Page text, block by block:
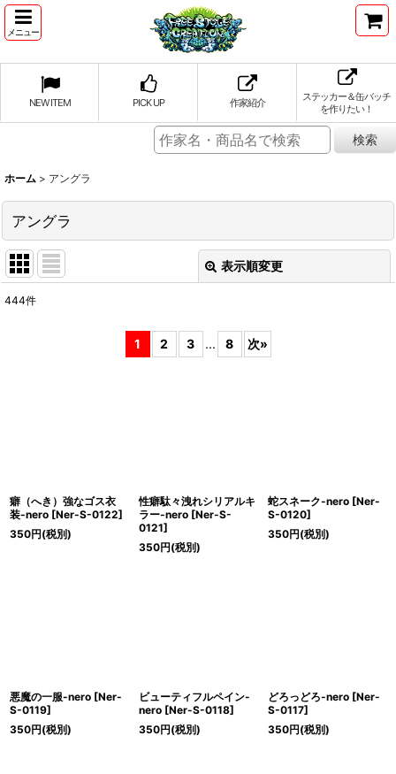
メニュー
NEW ITEM PICK UP 作家紹介
ステッカー＆缶バッチ
を作りたい！
ホーム > アングラ
アングラ
表示順変更
444件
1 2 3 ... 8 次»
癖（へき）強なゴス衣
装-nero [Ner-S-0122]
350円(税別)
性癖駄々洩れシリアルキ
ラー-nero [Ner-S-
0121]
350円(税別)
蛇スネーク-nero [Ner-
S-0120]
350円(税別)
悪魔の一服-nero [Ner-
S-0119]
350円(税別)
ビューティフルペイン-
nero [Ner-S-0118]
350円(税別)
どろっどろ-nero [Ner-
S-0117]
350円(税別)